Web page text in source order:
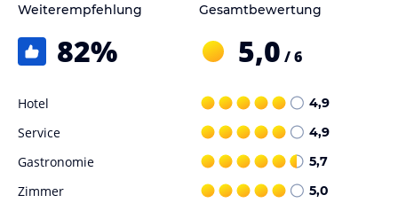
Weiterempfehlung
82%
Gesamtbewertung
5,0 / 6
Hotel 4,9
Service 4,9
Gastronomie 5,7
Zimmer 5,0